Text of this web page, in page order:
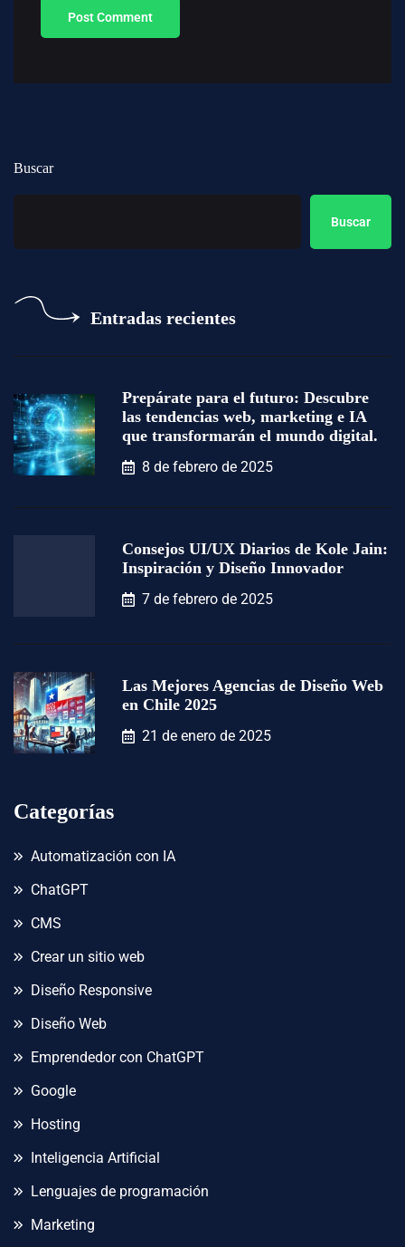
Buscar
Buscar
Entradas recientes
Prepárate para el futuro: Descubre
las tendencias web, marketing e IA
que transformarán el mundo digital.
8 de febrero de 2025
Consejos UI/UX Diarios de Kole Jain:
Inspiración y Diseño Innovador
7 de febrero de 2025
Las Mejores Agencias de Diseño Web
en Chile 2025
21 de enero de 2025
Categorías
Automatización con IA
ChatGPT
CMS
Crear un sitio web
Diseño Responsive
Diseño Web
Emprendedor con ChatGPT
Google
Hosting
Inteligencia Artificial
Lenguajes de programación
Marketing